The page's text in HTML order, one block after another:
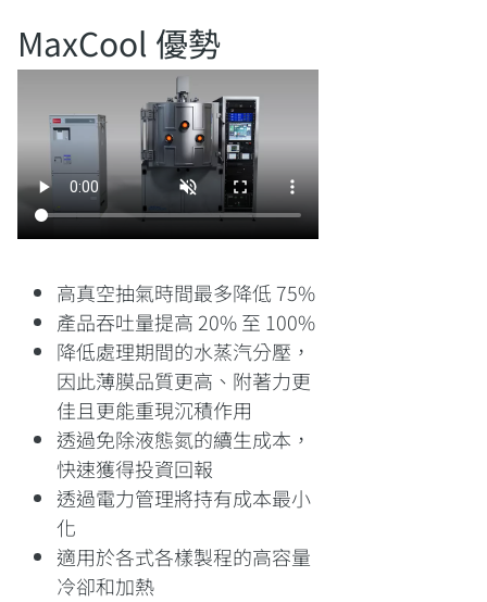
MaxCool 優勢
高真空抽氣時間最多降低 75%
產品吞吐量提高 20% 至 100%
降低處理期間的水蒸汽分壓，
因此薄膜品質更高、附著力更
佳且更能重現沉積作用
透過免除液態氮的續生成本，
快速獲得投資回報
透過電力管理將持有成本最小
化
適用於各式各樣製程的高容量
冷卻和加熱